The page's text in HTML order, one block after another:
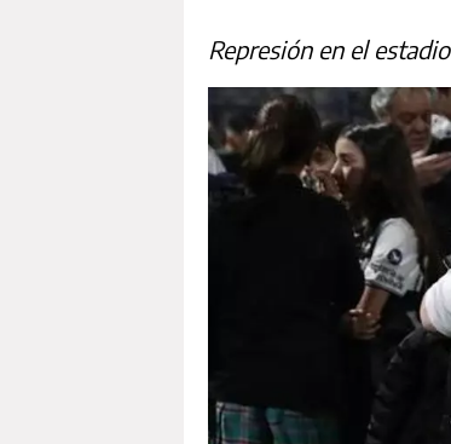
Represión en el estadio